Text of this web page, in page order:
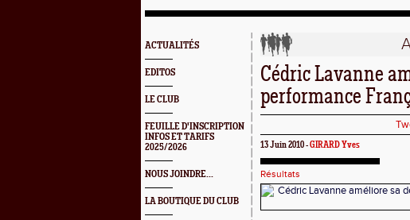
ACTUALITÉS
EDITOS
LE CLUB
FEUILLE D'INSCRIPTION
INFOS ET TARIFS
2025/2026
NOUS JOINDRE...
LA BOUTIQUE DU CLUB
Cédric Lavanne
performance
13 Juin 2010 -GIRARD Yves
Résultats